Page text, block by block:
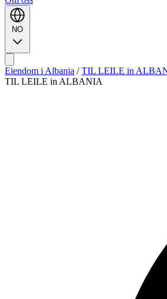
NO
Eiendom i Albania / TIL LEILE in
TIL LEILE in ALBANIA